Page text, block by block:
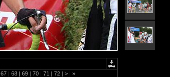
67 | 68 | 69 | 70 | 71 | 72 | > | »